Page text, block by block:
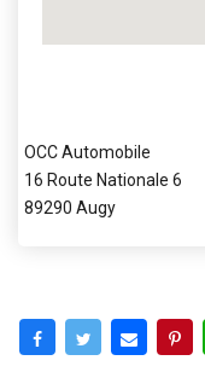
OCC Automobile
16 Route Nationale 6
89290 Augy